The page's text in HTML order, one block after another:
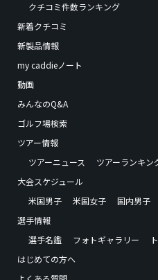
クチコミ件数ランキング
新着クチコミ
新製品情報
my caddieノート
動画
みんなのQ&A
ゴルフ場検索
ツアー情報
ツアーニュース
ツアーランキン
大会スケジュール
米国男子
米国女子 国内男子
選手情報
選手名鑑
フォトギャラリー
はじめての方へ